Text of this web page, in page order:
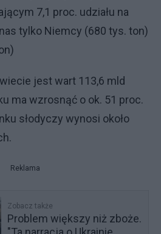
7,1 proc. udziału na
tylko Niemcy (680 tys. ton)
jest wart 113,6 mld
ma wzrosnąć o ok. 51 proc.
słodyczy wynosi około
Reklama
Zobacz także
Problem większy niż zboże.